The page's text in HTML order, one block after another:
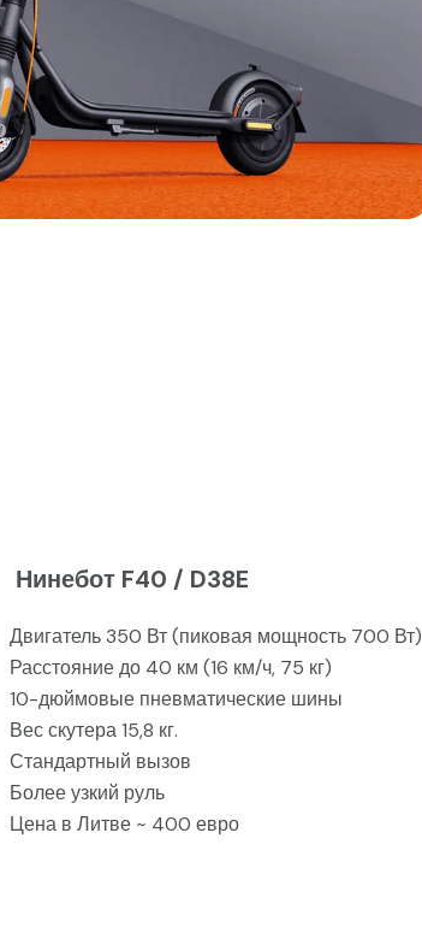
Нинебот F40 / D38E
Двигатель 350 Вт (пиковая мощность 700 Вт)
Расстояние до 40 км (16 км/ч, 75 кг)
10-дюймовые пневматические шины
Вес скутера 15,8 кг.
Стандартный вызов
Более узкий руль
Цена в Литве ~ 400 евро